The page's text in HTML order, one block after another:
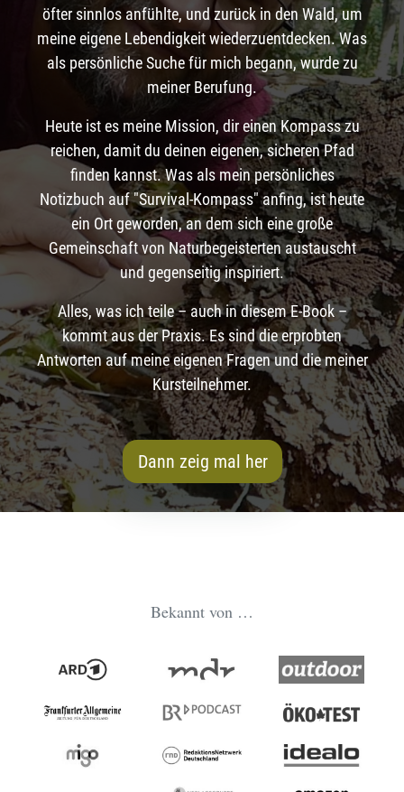
öfter sinnlos anfühlte, und zurück in den Wald, um
meine eigene Lebendigkeit wiederzuentdecken. Was
als persönliche Suche für mich begann, wurde zu
meiner Berufung.
Heute ist es meine Mission, dir einen Kompass zu
reichen, damit du deinen eigenen, sicheren Pfad
finden kannst. Was als mein persönliches
Notizbuch auf "Survival-Kompass" anfing, ist heute
ein Ort geworden, an dem sich eine große
Gemeinschaft von Naturbegeisterten austauscht
und gegenseitig inspiriert.
Alles, was ich teile – auch in diesem E-Book –
kommt aus der Praxis. Es sind die erprobten
Antworten auf meine eigenen Fragen und die meiner
Kursteilnehmer.
Dann zeig mal her
Bekannt von …